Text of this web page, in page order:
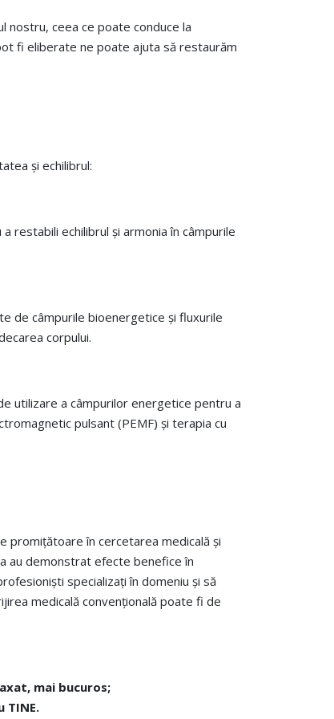
nostru, ceea ce poate conduce la
fi eliberate ne poate ajuta să restaurăm
și echilibrul:
restabili echilibrul și armonia în câmpurile
de câmpurile bioenergetice și fluxurile
corpului.
utilizare a câmpurilor energetice pentru a
pulsant (PEMF) și terapia cu
promițătoare în cercetarea medicală și
au demonstrat efecte benefice în
specializați în domeniu și să
medicală convențională poate fi de
mai bucuros;
TINE.